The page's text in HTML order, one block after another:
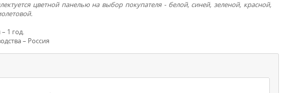
цветной панелью на выбор покупателя - белой, синей, зеленой, красной,
1 год.
– Россия